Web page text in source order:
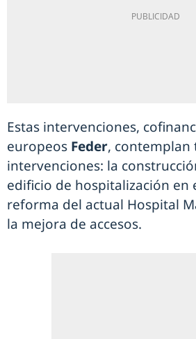
Estas intervenciones,
europeos Feder, contemplan
intervenciones: la
edificio de hospitalización en
reforma del actual Hospital
la mejora de accesos.